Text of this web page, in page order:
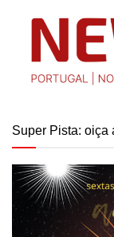
Super Pista: oiça